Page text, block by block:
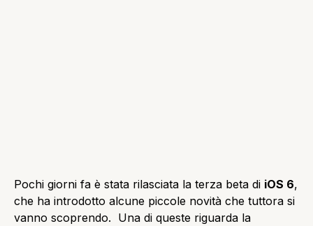
Pochi giorni fa è stata rilasciata la terza beta di iOS 6,
che ha introdotto alcune piccole novità che tuttora si
vanno scoprendo. Una di queste riguarda la